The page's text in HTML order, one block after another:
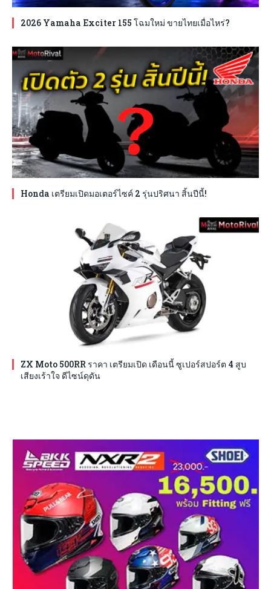
2026 Yamaha Exciter 155 โฉมใหม่ ขายไทยเมื่อไหร่?
Honda เตรียมเปิดมอเตอร์ไซค์ 2 รุ่นปริศนา สิ้นปีนี้!
ZX Moto 500RR ราคา เตรียมเปิด เดือนนี้ ซูเปอร์สปอร์ต 4 สูบ
เสียงเร้าใจ ดีไซน์ดุดัน